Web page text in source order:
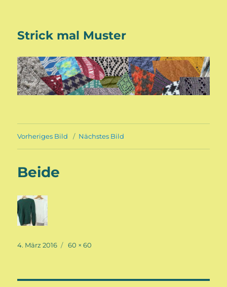
Strick mal Muster
Vorheriges Bild Nächstes Bild
Beide
Veröffentlicht
4. März 2016
Volle
60 × 60